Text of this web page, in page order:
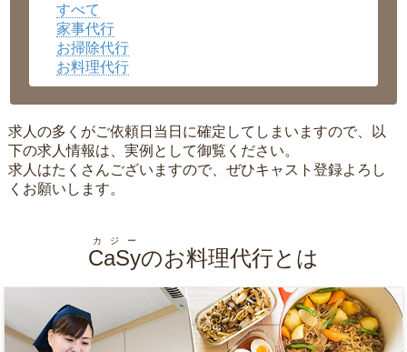
沖縄県
すべて
家事代行
お掃除代行
お料理代行
求人の多くがご依頼日当日に確定してしまいますので、以
下の求人情報は、実例として御覧ください。
求人はたくさんございますので、ぜひキャスト登録よろし
くお願いします。
CaSy
カジー
のお料理代行とは